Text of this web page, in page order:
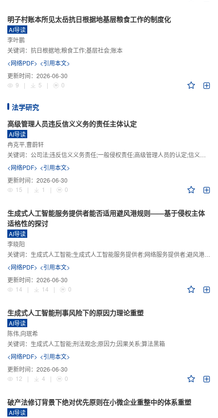
明子村账本所见太岳抗日根据地基层粮食工作的制度化
AI导读
李叶鹏
关键词： 抗日根据地;粮食工作;基层社会;账本
<网络PDF> <引用本文>
更新时间： 2026-06-30
9
| 5 | 0
法学研究
高级管理人员违反信义义务的责任主体认定
AI导读
冉克平,曹蔚轩
关键词： 公司法;违反信义义务责任;一般侵权责任;高级管理人员的认定;信义义务
<网络PDF> <引用本文>
更新时间： 2026-06-30
15
| 1 | 0
生成式人工智能服务提供者能否适用避风港规则——基于侵权主体
适格性的探讨
AI导读
李晓阳
关键词： 生成式人工智能;生成式人工智能服务提供者;网络服务提供者;避风港规则;版权责任
<网络PDF> <引用本文>
更新时间： 2026-06-30
14
| 14 | 0
生成式人工智能刑事风险下的原因力理论重塑
AI导读
陈伟,向珉希
关键词： 生成式人工智能;刑法观念;原因力;因果关系;算法黑箱
<网络PDF> <引用本文>
更新时间： 2026-06-30
12
| 4 | 0
破产法修订背景下绝对优先原则在小微企业重整中的体系重塑
AI导读